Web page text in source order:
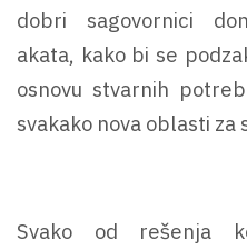
dobri sagovornici
akata, kako bi se
osnovu stvarnih
svakako nova oblasti za
Svako od rešenja